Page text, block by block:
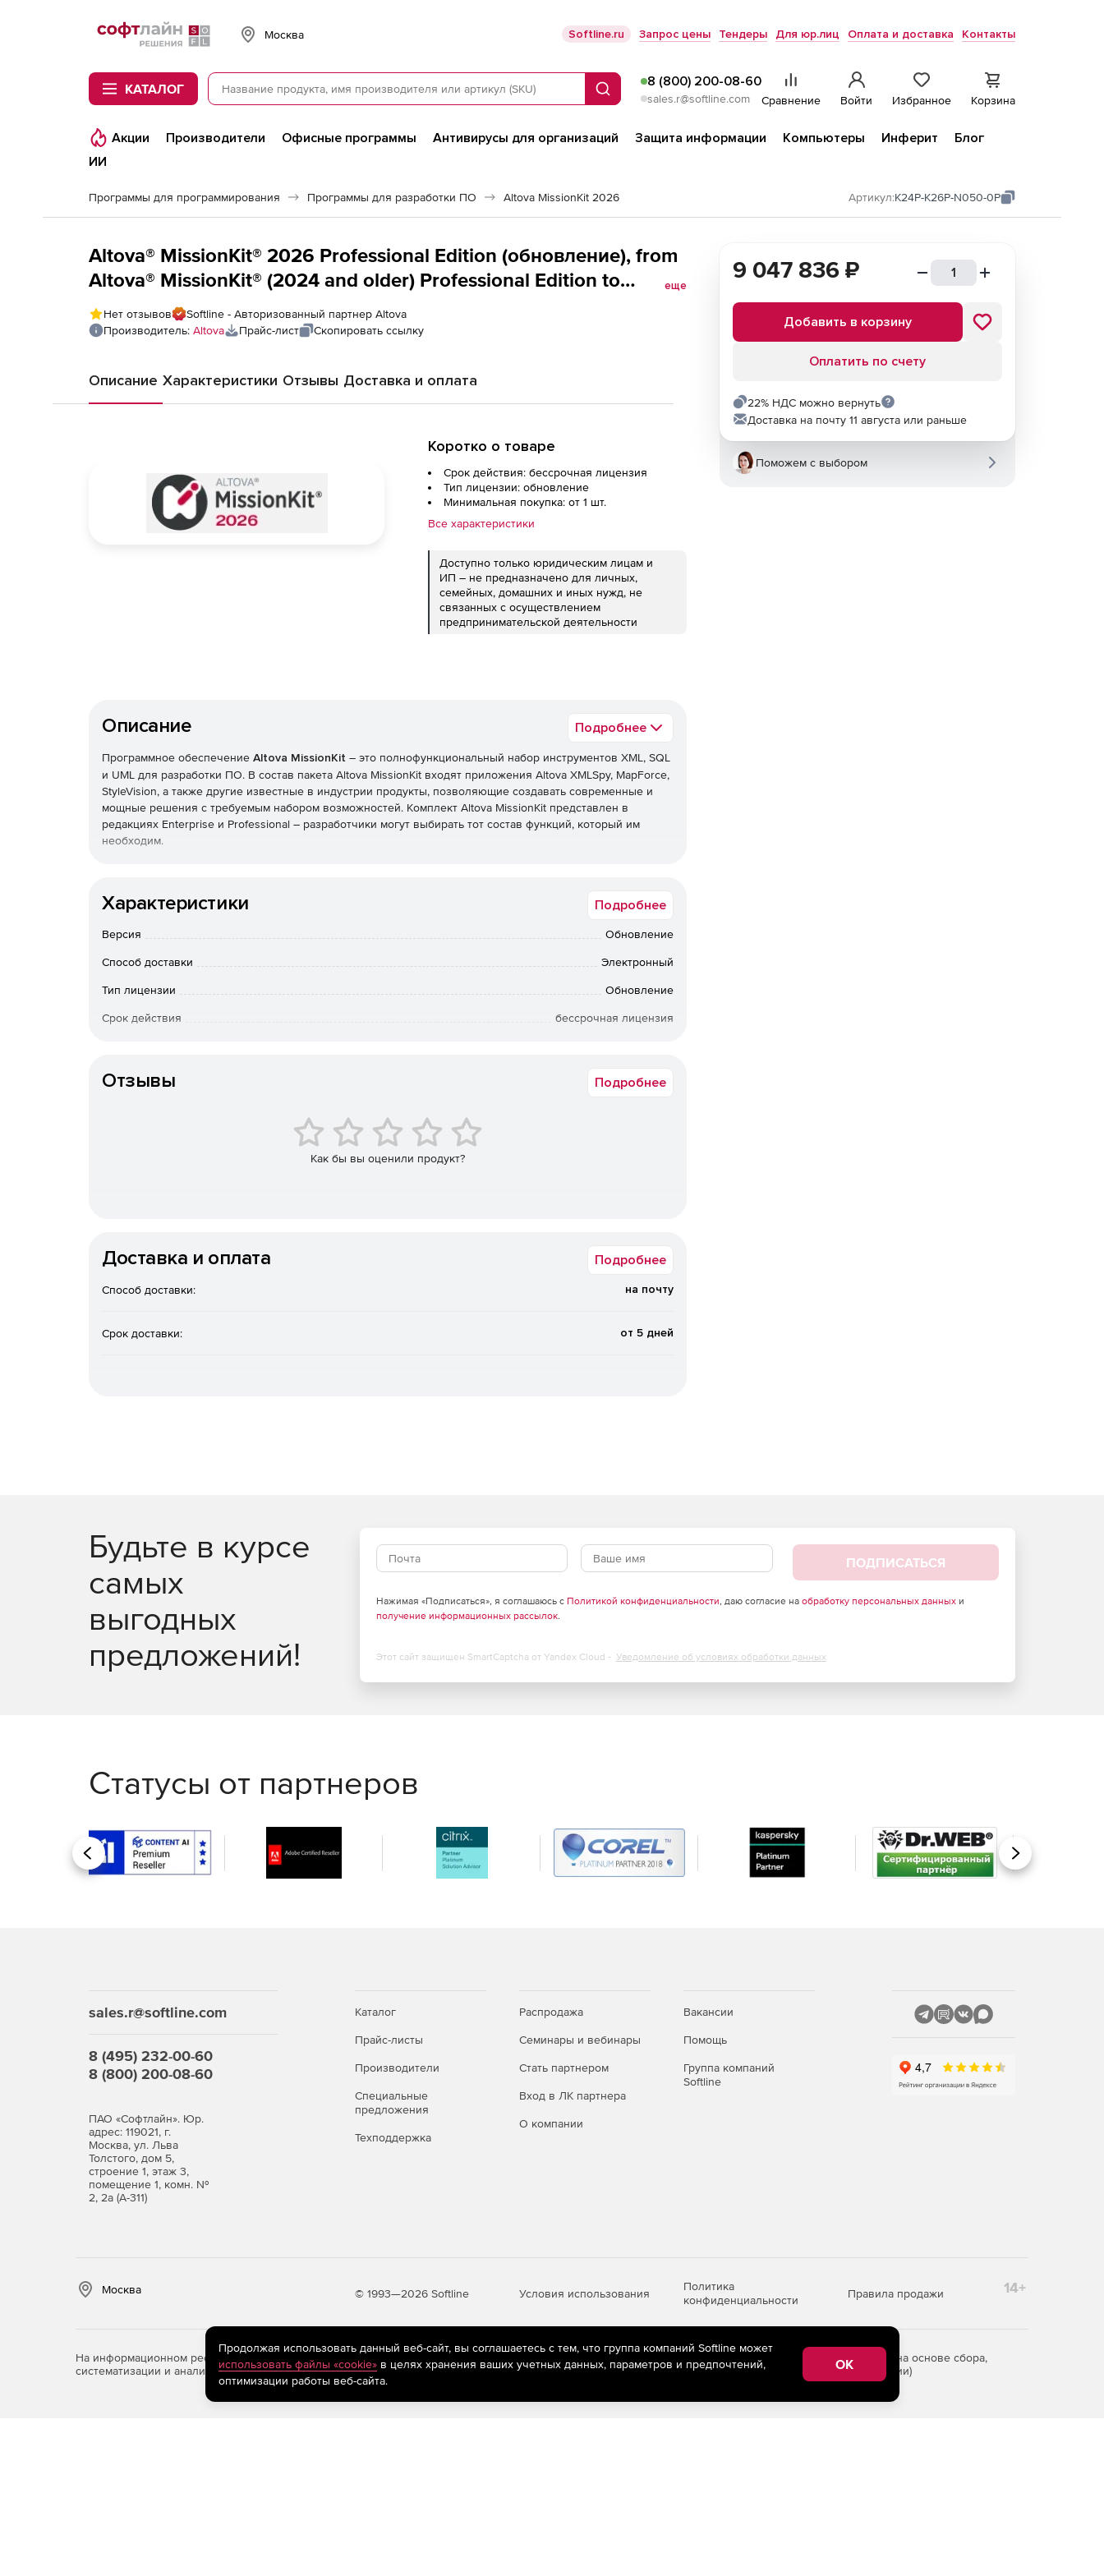
Softline
Москва Softline.ru Запрос цены Тендеры Для юр.лиц Оплата и доставка Контакты
КАТАЛОГ Поиск
8 (800) 200-08-60
sales.r@softline.com Сравнение Войти Избранное Корзина
Акции Производители Офисные программы Антивирусы для организаций Защита информации Компьютеры Инферит
Блог
ИИ
Программы для программирования Программы для разработки ПО Altova MissionKit 2026 Артикул:K24P-K26P-N050-0P
Altova® MissionKit® 2026 Professional Edition (обновление), from
Altova® MissionKit® (2024 and older) Professional Edition to
Altova® MissionKit® 2026 Professional Edition Named Users (50)
еще
Нет отзывов
Softline - Авторизованный партнер Altova
Производитель: Altova Прайс-лист Скопировать ссылку
Описание Характеристики Отзывы Доставка и оплата
Коротко о товаре
Срок действия: бессрочная лицензия
Тип лицензии: обновление
Минимальная покупка: от 1 шт.
Все характеристики
Доступно только юридическим лицам и
ИП – не предназначено для личных,
семейных, домашних и иных нужд, не
связанных с осуществлением
предпринимательской деятельности
Описание Подробнее
Программное обеспечение Altova MissionKit – это полнофункциональный набор инструментов XML, SQL
и UML для разработки ПО. В состав пакета Altova MissionKit входят приложения Altova XMLSpy, MapForce,
StyleVision, а также другие известные в индустрии продукты, позволяющие создавать современные и
мощные решения с требуемым набором возможностей. Комплект Altova MissionKit представлен в
редакциях Enterprise и Professional – разработчики могут выбирать тот состав функций, который им
необходим.
Версия Professionalсодержит Pro-редакции приложений XMLSpy, MapForce, StyleVision, UModel и
двух (XMLSpy и MapForce).
средства разработки web-служб, создания диаграмм, EDI-маппинга и др. в дополнение к базовому
передовых инструментов по цене менее двух (XMLSpy и MapForce).
отладки технологий, связанных с XML.
– инструмент графической трансформации данных, конвертации и интеграции, который
запросов к ним.
Характеристики Подробнее
Версия Обновление
Способ доставки Электронный
Тип лицензии Обновление
Срок действия бессрочная лицензия
Отзывы Подробнее
Как бы вы оценили продукт?
Доставка и оплата Подробнее
Способ доставки: на почту
Срок доставки: от 5 дней
9 047 836 ₽
Добавить в корзину
Оплатить по счету
22% НДС можно вернуть
Доставка на почту 11 августа или раньше
Поможем с выбором
Будьте в курсе
самых
выгодных
предложений!
ПОДПИСАТЬСЯ
Нажимая «Подписаться», я соглашаюсь с Политикой конфиденциальности, даю согласие на обработку персональных данныхи
получение информационных рассылок.
Этот сайт защищен SmartCaptcha от Yandex Cloud - Уведомление об условиях обработки данных
Статусы от партнеров
Назад Вперед
sales.r@softline.com
8 (495) 232-00-60
8 (800) 200-08-60
ПАО «Софтлайн». Юр.
адрес: 119021, г.
Москва, ул. Льва
Толстого, дом 5,
строение 1, этаж 3,
помещение 1, комн. №
2, 2а (А-311)
Каталог
Прайс-листы
Производители
Специальные
предложения
Техподдержка
Распродажа
Семинары и вебинары
Стать партнером
Вход в ЛК партнера
О компании
Вакансии
Помощь
Группа компаний
Softline
Москва © 1993—2026 Softline Условия использования
Политика
конфиденциальности
Правила продажи 14+
На информационном ресурсе store.softline.ru применяются рекомендательные технологии
(информационные технологии предоставления информации на основе сбора,
систематизации и анализа сведений, относящихся к предпочтениям пользователей сети «Интернет», находящихся на территории Российской Федерации)
Продолжая использовать данный веб-сайт, вы соглашаетесь с тем, что группа компаний Softline может
использовать файлы «cookie»в целях хранения ваших учетных данных, параметров и предпочтений,
оптимизации работы веб-сайта.
OK